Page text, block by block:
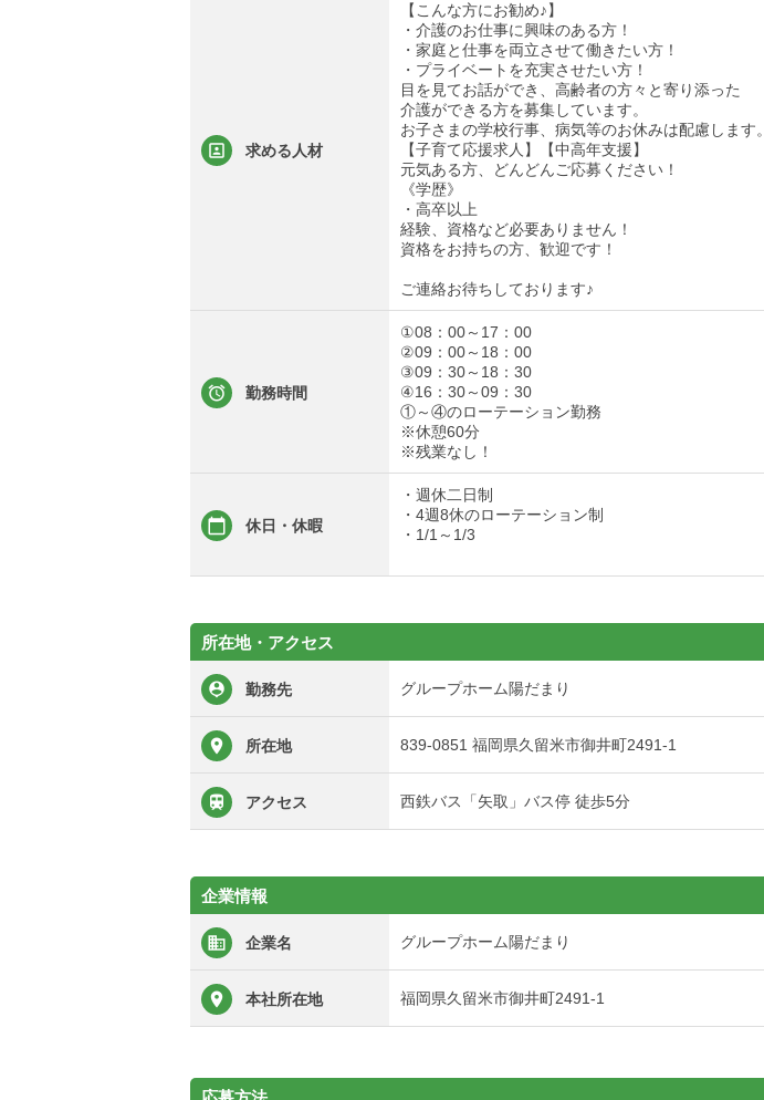
求める人材
【こんな方にお勧め♪】
・介護のお仕事に興味のある方！
・家庭と仕事を両立させて働きたい方！
・プライベートを充実させたい方！
目を見てお話ができ、高齢者の方々と寄り添った
介護ができる方を募集しています。
お子さまの学校行事、病気等のお休みは配慮します。
【子育て応援求人】【中高年支援】
元気ある方、どんどんご応募ください！
《学歴》
・高卒以上
経験、資格など必要ありません！
資格をお持ちの方、歓迎です！
ご連絡お待ちしております♪
勤務時間
①08：00～17：00
②09：00～18：00
③09：30～18：30
④16：30～09：30
①～④のローテーション勤務
※休憩60分
※残業なし！
休日・休暇
・週休二日制
・4週8休のローテーション制
・1/1～1/3
所在地・アクセス
勤務先 グループホーム陽だまり
所在地 839-0851 福岡県久留米市御井町2491-1
アクセス 西鉄バス「矢取」バス停 徒歩5分
企業情報
企業名 グループホーム陽だまり
本社所在地 福岡県久留米市御井町2491-1